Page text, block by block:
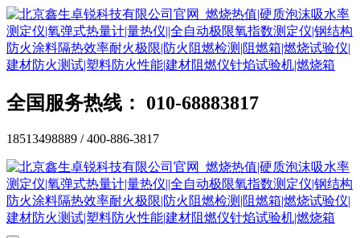
全国服务热线： 010-68883817
18513498889 / 400-886-3817